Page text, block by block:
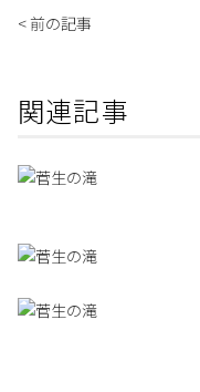
< 前の記事
関連記事